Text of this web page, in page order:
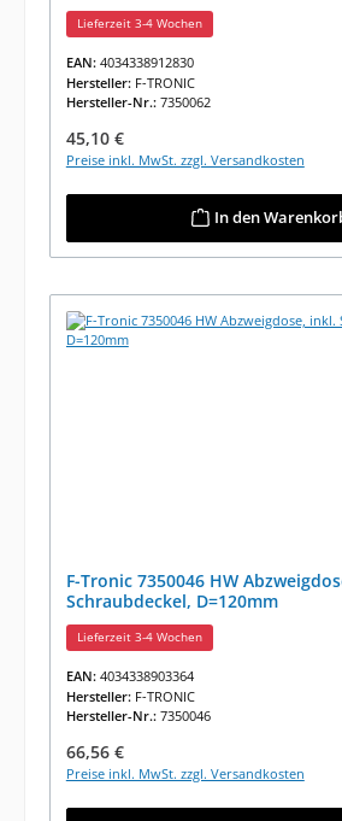
Lieferzeit 3-4 Wochen
EAN: 4034338912830
Hersteller: F-TRONIC
Hersteller-Nr.: 7350062
Regulärer Preis:
45,10 €
Preise inkl. MwSt. zzgl. Versandkosten
In den
F-Tronic 7350046 HW
Schraubdeckel, D=120mm
Lieferzeit 3-4 Wochen
EAN: 4034338903364
Hersteller: F-TRONIC
Hersteller-Nr.: 7350046
Regulärer Preis:
66,56 €
Preise inkl. MwSt. zzgl. Versandkosten